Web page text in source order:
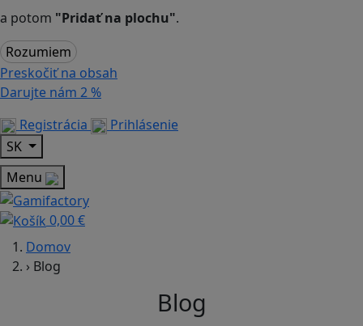
a potom "Pridať na plochu".
Rozumiem
Preskočiť na obsah
Darujte nám 2 %
Registrácia
Prihlásenie
SK
Menu
0,00 €
Domov
› Blog
Blog